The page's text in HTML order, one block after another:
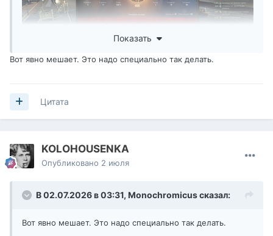
Показать
Вот явно мешает. Это надо специально так делать.
Цитата
KOLOHOUSENKA
Опубликовано 2 июля
В 02.07.2026 в 03:31, Monochromicusсказал:
Вот явно мешает. Это надо специально так делать.